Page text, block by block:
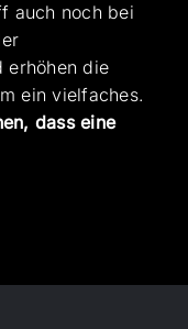
auch noch bei
erhöhen die
ein vielfaches.
dass eine